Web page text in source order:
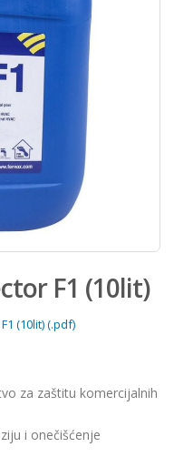
F1 (10lit)
(10lit) (.pdf)
za zaštitu komercijalnih
i onečišćenje